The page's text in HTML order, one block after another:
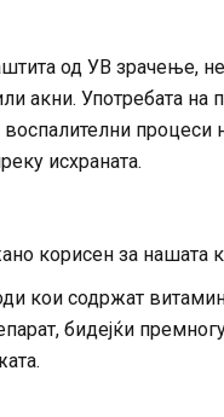
од УВ зрачење,
акни. Употребата на
процеси
исхраната.
корисен за нашата
кои содржат
бидејќи